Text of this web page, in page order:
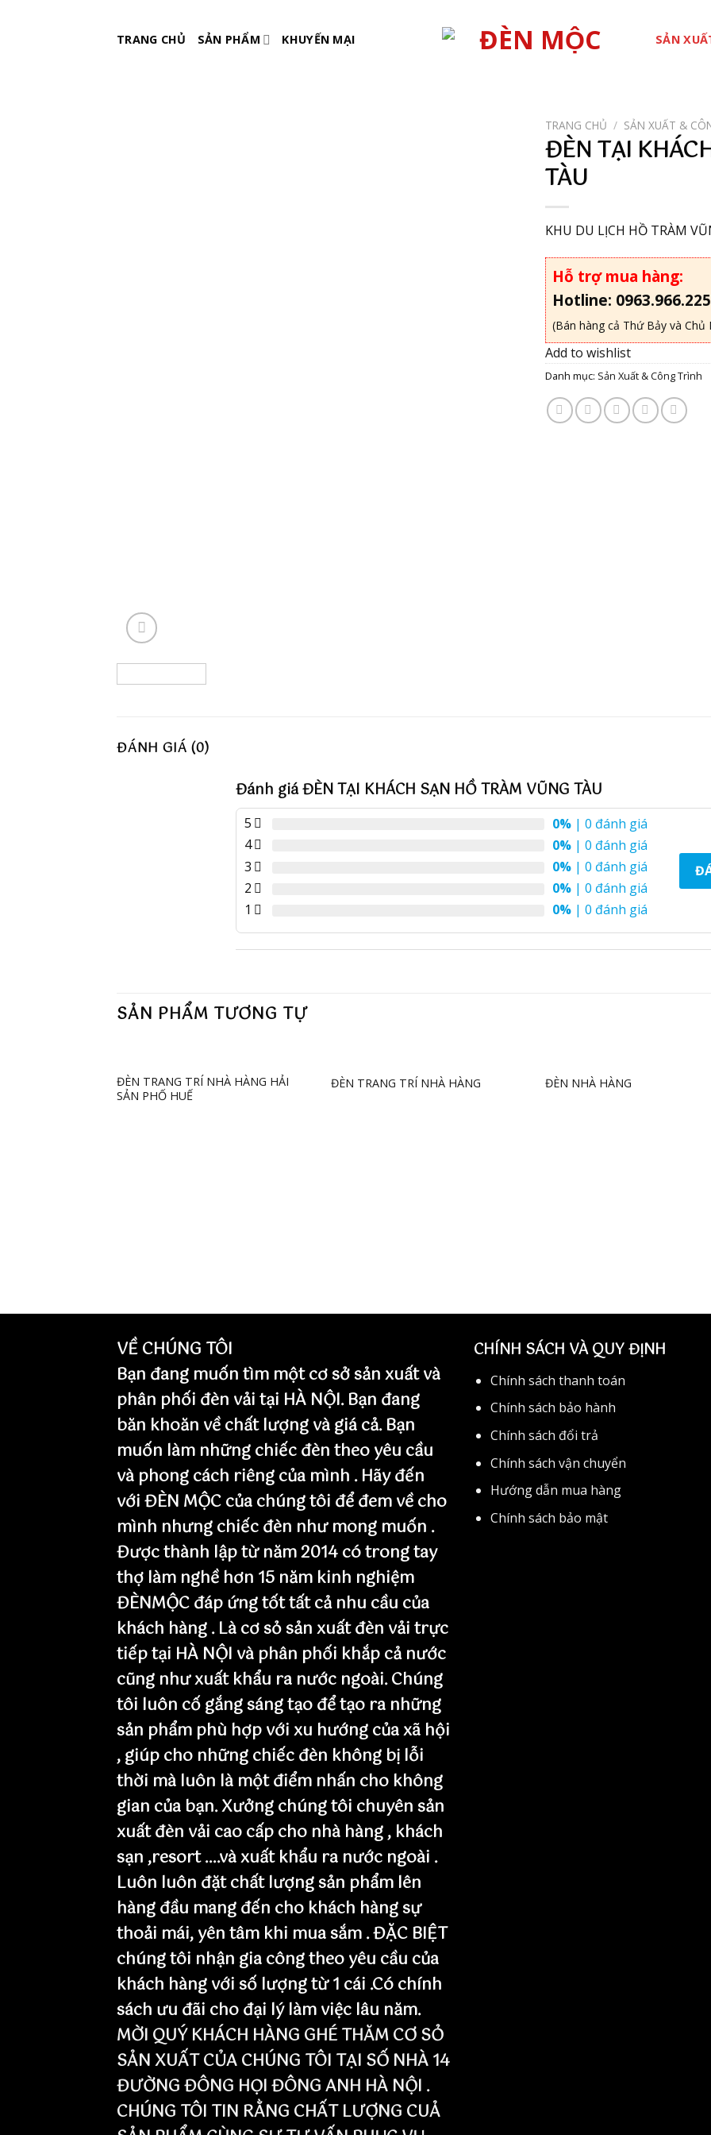
TRANG CHỦ SẢN PHẨM KHUYẾN MẠI SẢN
TRANG CHỦ / SẢN XUẤT &
ĐÈN TẠI
TÀU
KHU DU LỊCH HỒ TRÀM
Hỗ trợ mua hàng:
Hotline: 0963.966.225
(Bán hàng cả Thứ Bảy và Chủ
Add to wishlist
Danh mục: Sản Xuất & Công Trình
ĐÁNH GIÁ (0)
Đánh giá ĐÈN TẠI KHÁCH SẠN HỒ TRÀM VŨNG TÀU
5 0% | 0 đánh giá
4
0% | 0 đánh giá
3
0% | 0 đánh giá
2
0% | 0 đánh giá
1
0% | 0 đánh giá
SẢN PHẨM TƯƠNG TỰ
Add to
ĐÈN TRANG TRÍ NHÀ HÀNG HẢI
SẢN PHỐ HUẾ
ĐÈN TRANG TRÍ NHÀ HÀNG ĐÈN NHÀ HÀNG
VỀ CHÚNG TÔI
Bạn đang muốn tìm một cơ sở sản xuất và
phân phối đèn vải tại HÀ NỘI. Bạn đang
băn khoăn về chất lượng và giá cả. Bạn
muốn làm những chiếc đèn theo yêu cầu
và phong cách riêng của mình . Hãy đến
với ĐÈN MỘC của chúng tôi để đem về cho
mình nhưng chiếc đèn như mong muốn .
Được thành lập từ năm 2014 có trong tay
thợ làm nghề hơn 15 năm kinh nghiệm
ĐÈNMỘC đáp ứng tốt tất cả nhu cầu của
khách hàng . Là cơ sỏ sản xuất đèn vải trực
tiếp tại HÀ NỘI và phân phối khắp cả nước
cũng như xuất khẩu ra nước ngoài. Chúng
tôi luôn cố gắng sáng tạo để tạo ra những
sản phẩm phù hợp với xu hướng của xã hội
, giúp cho những chiếc đèn không bị lỗi
thời mà luôn là một điểm nhấn cho không
gian của bạn. Xưởng chúng tôi chuyên sản
xuất đèn vải cao cấp cho nhà hàng , khách
sạn ,resort ....và xuất khẩu ra nước ngoài .
Luôn luôn đặt chất lượng sản phẩm lên
hàng đầu mang đến cho khách hàng sự
thoải mái, yên tâm khi mua sắm . ĐẶC BIỆT
chúng tôi nhận gia công theo yêu cầu của
khách hàng với số lượng từ 1 cái .Có chính
sách ưu đãi cho đại lý làm việc lâu năm.
MỜI QUÝ KHÁCH HÀNG GHÉ THĂM CƠ SỎ
SẢN XUẤT CỦA CHÚNG TÔI TẠI SỐ NHÀ 14
ĐƯỜNG ĐÔNG HỌI ĐÔNG ANH HÀ NỘI .
CHÚNG TÔI TIN RẰNG CHẤT LƯỢNG CUẢ
CHÍNH SÁCH VÀ QUY ĐỊNH
Chính sách thanh toán
Chính sách bảo hành
Chính sách đổi trả
Chính sách vận chuyển
Hướng dẫn mua hàng
Chính sách bảo mật